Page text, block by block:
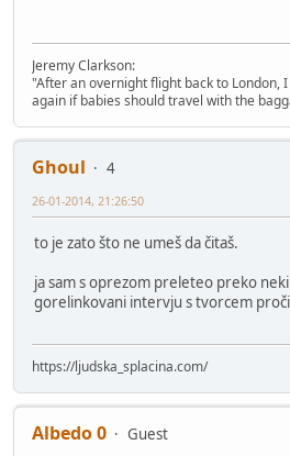
Jeremy Clarkson:
"After an overnight flight back to London,
again if babies should travel with the
Ghoul
4
26-01-2014, 21:26:50
to je zato što ne umeš da čitaš.
ja sam s oprezom preleteo preko
gorelinkovani intervju s tvorcem
https://ljudska_splacina.com/
Albedo 0
Guest